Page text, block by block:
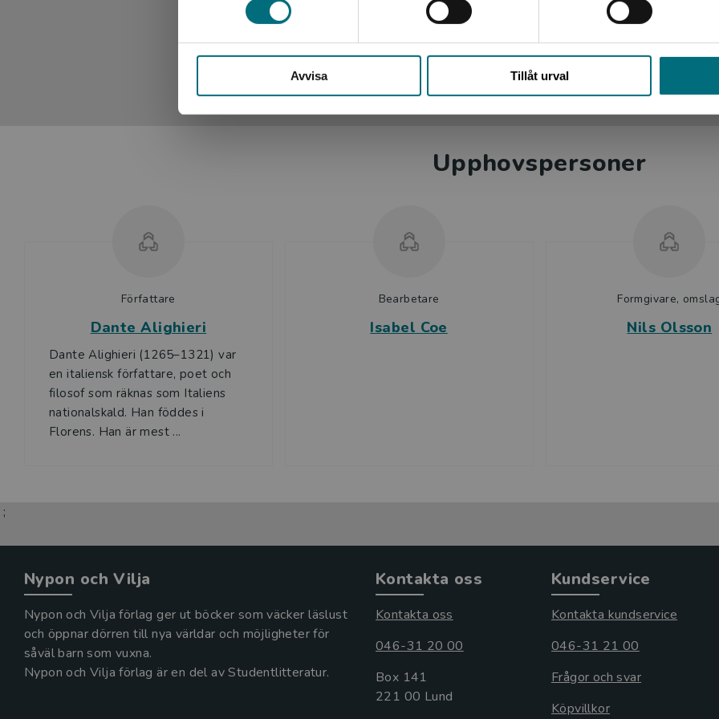
Avvisa Tillåt urval
Så här säger BTJ om Inferno (lättläst)
… På knappa 56 sidor lyckas man tränga in i, mycket översiktligt men ändå, helvetets alla nio kretsar, där allt
värre syndare straffas allt mer fasansfullt. … Det är bitvis både spännande och roande. Glimtar av
Upphovspersoner
Författare
Dante Alighieri
Dante Alighieri (1265–1321) var
en italiensk författare, poet och
filosof som räknas som Italiens
nationalskald. Han föddes i
Florens. Han är mest ...
Bearbetare
Isabel Coe
Formgivare,
Nils Olsson
;
Nypon och Vilja
Nypon och Vilja förlag ger ut böcker som väcker läslust
och öppnar dörren till nya världar och möjligheter för
såväl barn som vuxna.
Nypon och Vilja förlag är en del av Studentlitteratur.
Kontakta oss
Kontakta oss
046-31 20 00
Box 141
221 00 Lund
Kundservice
Kontakta kundservice
046-31 21 00
Frågor och svar
Köpvillkor